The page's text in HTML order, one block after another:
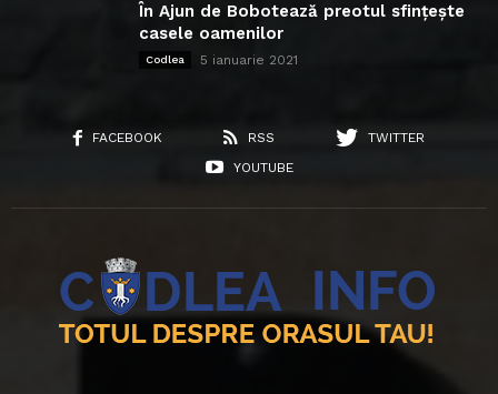
În Ajun de Bobotează preotul sfințește
casele oamenilor
Codlea 5 ianuarie 2021
FACEBOOK RSS
TWITTER
YOUTUBE